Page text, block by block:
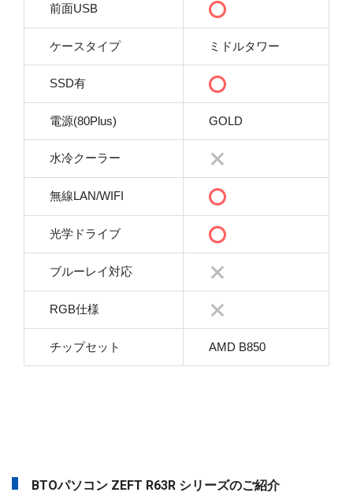
前面USB
ケースタイプ ミドルタワー
SSD有
電源(80Plus) GOLD
水冷クーラー
無線LAN/WIFI
光学ドライブ
ブルーレイ対応
RGB仕様
チップセット AMD B850
BTOパソコン ZEFT R63R シリーズのご紹介